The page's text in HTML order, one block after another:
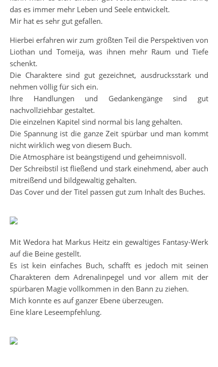
das es immer mehr Leben und Seele entwickelt.
Mir hat es sehr gut gefallen.
Hierbei erfahren wir zum größten Teil die Perspektiven von
Liothan und Tomeija, was ihnen mehr Raum und Tiefe
schenkt.
Die Charaktere sind gut gezeichnet, ausdrucksstark und
nehmen völlig für sich ein.
Ihre Handlungen und Gedankengänge sind gut
nachvollziehbar gestaltet.
Die einzelnen Kapitel sind normal bis lang gehalten.
Die Spannung ist die ganze Zeit spürbar und man kommt
nicht wirklich weg von diesem Buch.
Die Atmosphäre ist beängstigend und geheimnisvoll.
Der Schreibstil ist fließend und stark einehmend, aber auch
mitreißend und bildgewaltig gehalten.
Das Cover und der Titel passen gut zum Inhalt des Buches.
Mit Wedora hat Markus Heitz ein gewaltiges Fantasy-Werk
auf die Beine gestellt.
Es ist kein einfaches Buch, schafft es jedoch mit seinen
Charakteren dem Adrenalinpegel und vor allem mit der
spürbaren Magie vollkommen in den Bann zu ziehen.
Mich konnte es auf ganzer Ebene überzeugen.
Eine klare Leseempfehlung.